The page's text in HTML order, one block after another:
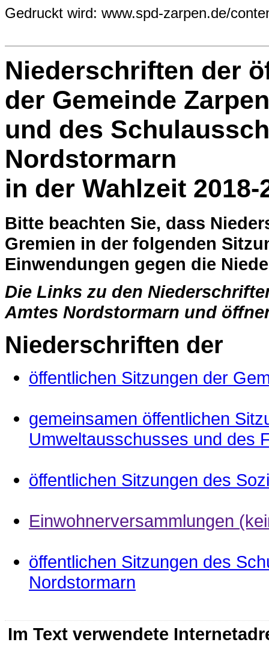
Gedruckt wird: www.spd-zarpen.de/
Niederschriften der
der Gemeinde Zarpen
und des
Nordstormarn
in der Wahlzeit 2018-
Bitte beachten Sie, dass
Gremien in der folgenden
Einwendungen gegen die
Die Links zu den
Amtes Nordstormarn und
Niederschriften der
öffentlichen Sitzungen der
gemeinsamen öffentlichen
Umweltausschusses und des
öffentlichen Sitzungen des
Einwohnerversammlungen
öffentlichen Sitzungen des
Nordstormarn
Im Text verwendete